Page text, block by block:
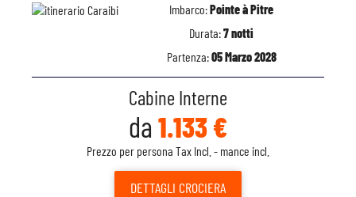
Imbarco:Pointe à Pitre
Durata:7 notti
Partenza:05 Marzo 2028
Cabine Interne
da 1.133 €
Prezzo per persona Tax Incl. - mance incl.
DETTAGLI CROCIERA